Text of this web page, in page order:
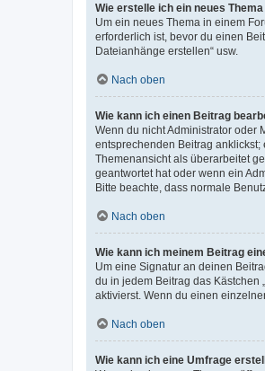
Wie erstelle ich ein neues
Um ein neues Thema in einem
erforderlich ist, bevor du einen
Dateianhänge erstellen“ usw.
Nach oben
Wie kann ich einen Beitrag
Wenn du nicht Administrator oder
entsprechenden Beitrag
Themenansicht als überarbeitet
geantwortet hat oder wenn ein
Bitte beachte, dass normale
Nach oben
Wie kann ich meinem Beitrag
Um eine Signatur an deinen
du in jedem Beitrag das
aktivierst. Wenn du einen
Nach oben
Wie kann ich eine Umfrage